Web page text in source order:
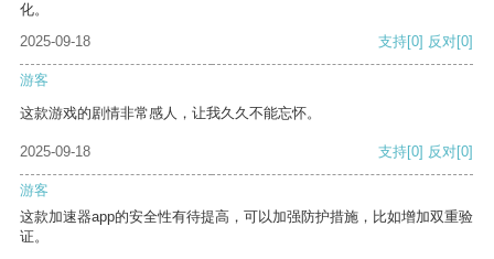
化。
2025-09-18
支持[0] 反对[0]
游客
这款游戏的剧情非常感人，让我久久不能忘怀。
2025-09-18 支持[0] 反对[0]
游客
这款加速器app的安全性有待提高，可以加强防护措施，比如增加双重验
证。